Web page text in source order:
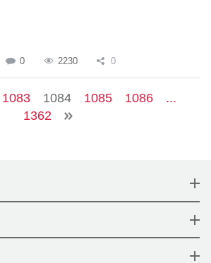
0 2230 0
1083 1084 1085 1086
...
1362